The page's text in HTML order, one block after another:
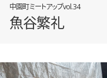
中園町ミートアップvol.34
魚谷繁礼
概要
全2枚のうち、1枚目のス